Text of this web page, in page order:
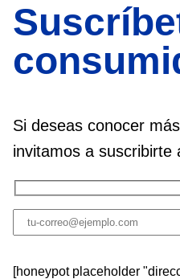
Si deseas conocer
invitamos a suscribirte
[honeypot placeholder